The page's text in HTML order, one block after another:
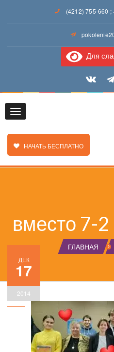
(4212) 755-660 ;
Для
Toggle
ЗАКАЗАТЬ ЗВОНОК
НАЧАТЬ БЕСПЛАТНО
вместо 7-
ГЛАВНАЯ
ДЕК
17
2014